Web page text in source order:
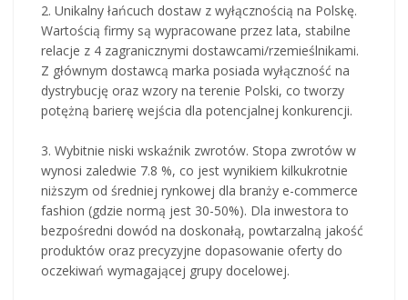
2. Unikalny łańcuch dostaw z wyłącznością na Polskę.
Wartością firmy są wypracowane przez lata, stabilne
relacje z 4 zagranicznymi dostawcami/rzemieślnikami.
Z głównym dostawcą marka posiada wyłączność na
dystrybucję oraz wzory na terenie Polski, co tworzy
potężną barierę wejścia dla potencjalnej konkurencji.
3. Wybitnie niski wskaźnik zwrotów. Stopa zwrotów w
wynosi zaledwie 7.8 %, co jest wynikiem kilkukrotnie
niższym od średniej rynkowej dla branży e-commerce
fashion (gdzie normą jest 30-50%). Dla inwestora to
bezpośredni dowód na doskonałą, powtarzalną jakość
produktów oraz precyzyjne dopasowanie oferty do
oczekiwań wymagającej grupy docelowej.